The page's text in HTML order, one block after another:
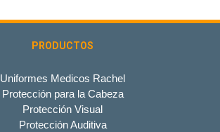
PRODUCTOS
Uniformes Medicos Rachel
Protección para la Cabeza
Protección Visual
Protección Auditiva